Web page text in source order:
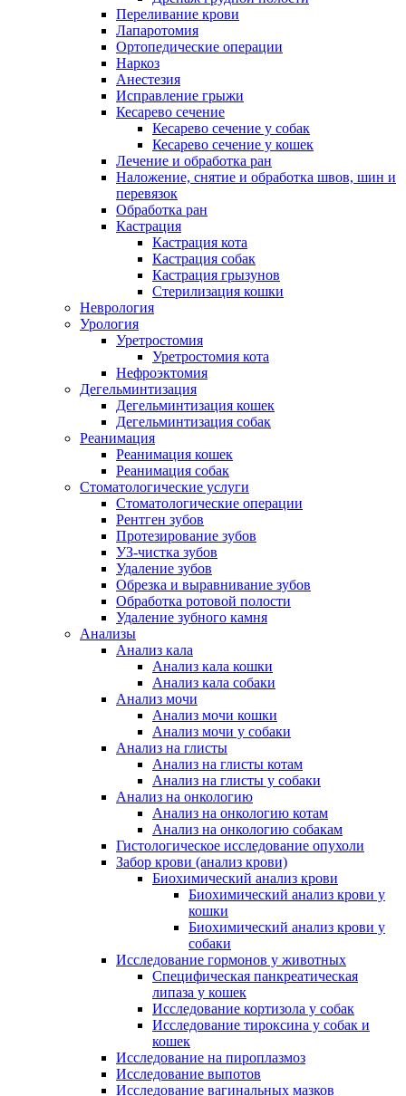
Переливание крови
Лапаротомия
Ортопедические операции
Наркоз
Анестезия
Исправление грыжи
Кесарево сечение
Кесарево сечение у собак
Кесарево сечение у кошек
Лечение и обработка ран
Наложение, снятие и обработка швов, шин и
перевязок
Обработка ран
Кастрация
Кастрация кота
Кастрация собак
Кастрация грызунов
Стерилизация кошки
Неврология
Урология
Уретростомия
Уретростомия кота
Нефроэктомия
Дегельминтизация
Дегельминтизация кошек
Дегельминтизация собак
Реанимация
Реанимация кошек
Реанимация собак
Стоматологические услуги
Стоматологические операции
Рентген зубов
Протезирование зубов
УЗ-чистка зубов
Удаление зубов
Обрезка и выравнивание зубов
Обработка ротовой полости
Удаление зубного камня
Анализы
Анализ кала
Анализ кала кошки
Анализ кала собаки
Анализ мочи
Анализ мочи кошки
Анализ мочи у собаки
Анализ на глисты
Анализ на глисты котам
Анализ на глисты у собаки
Анализ на онкологию
Анализ на онкологию котам
Анализ на онкологию собакам
Гистологическое исследование опухоли
Забор крови (анализ крови)
Биохимический анализ крови
Биохимический анализ крови у
кошки
Биохимический анализ крови у
собаки
Исследование гормонов у животных
Специфическая панкреатическая
липаза у кошек
Исследование кортизола у собак
Исследование тироксина у собак и
кошек
Исследование на пироплазмоз
Исследование выпотов
Исследование вагинальных мазков